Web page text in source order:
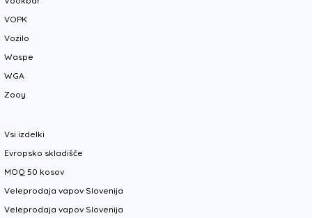
VOPK
Vozilo
Waspe
WGA
Zooy
Vsi izdelki
Evropsko skladišče
MOQ 50 kosov
Veleprodaja vapov Slovenija
Veleprodaja vapov Slovenija